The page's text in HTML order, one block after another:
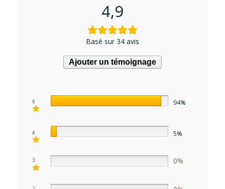
4,9
Basé sur 34 avis
Ajouter un témoignage
5 94%
4 5%
3 0%